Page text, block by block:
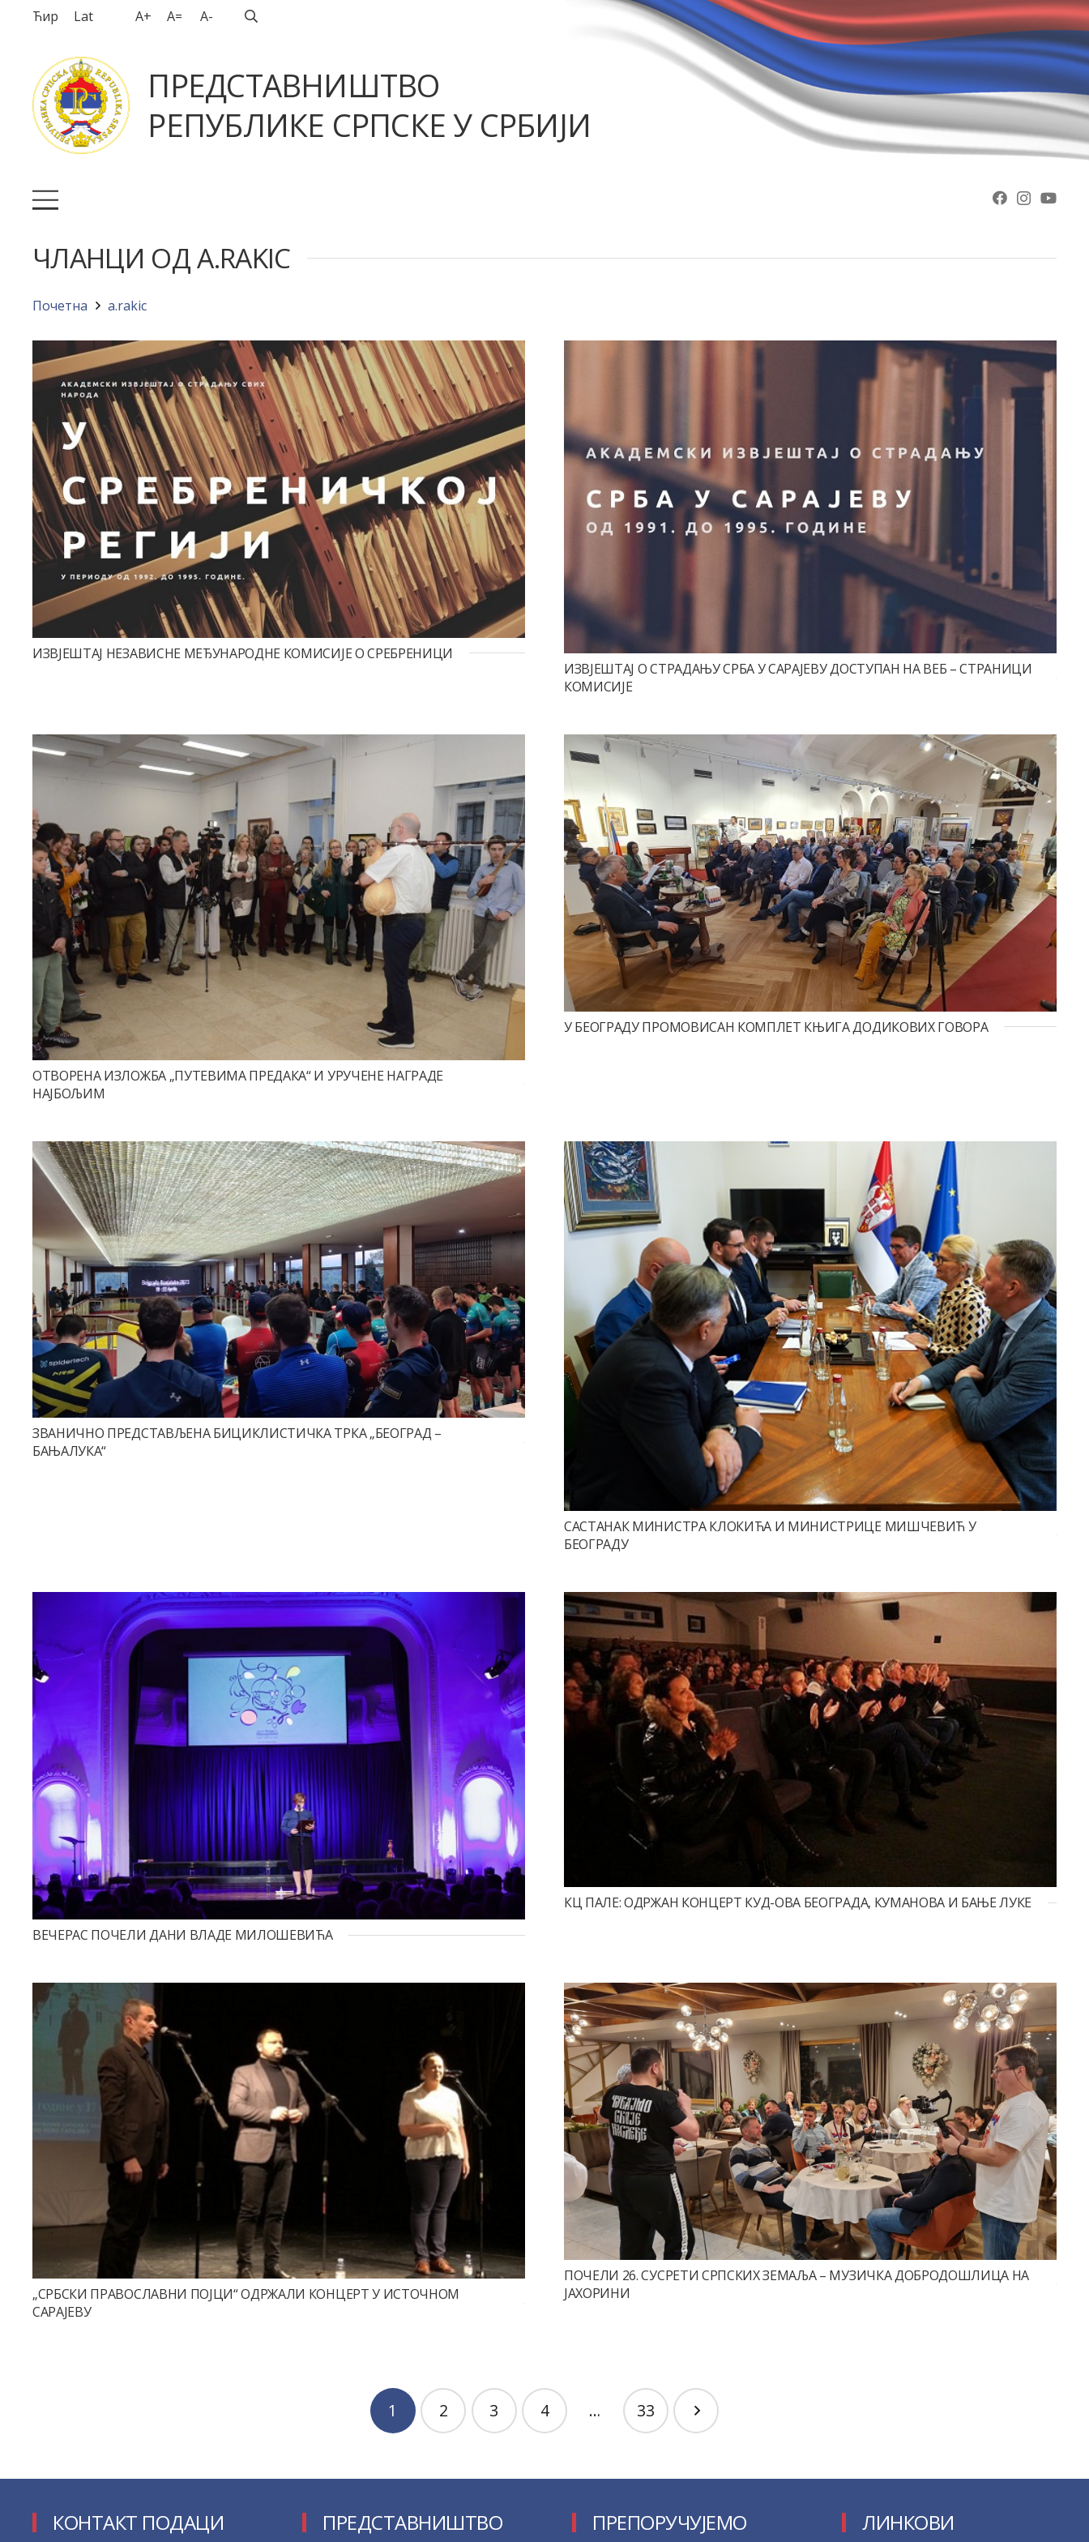
Ћир Lat A+ A= A-
ПРЕДСТАВНИШТВО
РЕПУБЛИКЕ СРПСКЕ У СРБИЈИ
ЧЛАНЦИ ОД A.RAKIC
Почетна a.rakic
ИЗВЈЕШТАЈ НЕЗАВИСНЕ МЕЂУНАРОДНЕ КОМИСИЈЕ О СРЕБРЕНИЦИ
ИЗВЈЕШТАЈ О СТРАДАЊУ СРБА У САРАЈЕВУ ДОСТУПАН НА ВЕБ – СТРАНИЦИ
КОМИСИЈЕ
ОТВОРЕНА ИЗЛОЖБА „ПУТЕВИМА ПРЕДАКА“ И УРУЧЕНЕ НАГРАДЕ
НАЈБОЉИМ
У БЕОГРАДУ ПРОМОВИСАН КОМПЛЕТ КЊИГА ДОДИКОВИХ ГОВОРА
ЗВАНИЧНО ПРЕДСТАВЉЕНА БИЦИКЛИСТИЧКА ТРКА „БЕОГРАД –
БАЊАЛУКА“
САСТАНАК МИНИСТРА КЛОКИЋА И МИНИСТРИЦЕ МИШЧЕВИЋ У
БЕОГРАДУ
ВЕЧЕРАС ПОЧЕЛИ ДАНИ ВЛАДЕ МИЛОШЕВИЋА
КЦ ПАЛЕ: ОДРЖАН КОНЦЕРТ КУД-ОВА БЕОГРАДА, КУМАНОВА И БАЊE ЛУКЕ
„СРБСКИ ПРАВОСЛАВНИ ПОЈЦИ“ ОДРЖАЛИ КОНЦЕРТ У ИСТОЧНОМ
САРАЈЕВУ
ПОЧЕЛИ 26. СУСРЕТИ СРПСКИХ ЗЕМАЉА – МУЗИЧКА ДОБРОДОШЛИЦА НА
ЈАХОРИНИ
1 2 3 4 … 33
КОНТАКТ ПОДАЦИ ПРЕДСТАВНИШТВО ПРЕПОРУЧУЈЕМО ЛИНКОВИ